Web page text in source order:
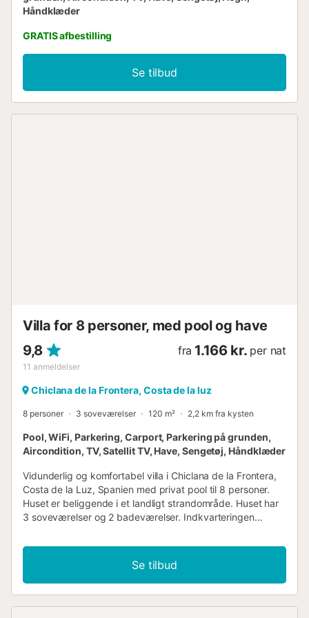
Håndklæder
GRATIS afbestilling
Se tilbud
Villa for 8 personer, med pool og have
9,8
11 anmeldelser
fra 1.166 kr. per nat
Chiclana de la Frontera, Costa de la luz
8 personer 3 soveværelser 120 m² 2,2 km fra kysten
Pool, WiFi, Parkering, Carport, Parkering på grunden,
Aircondition, TV, Satellit TV, Have, Sengetøj, Håndklæder
Vidunderlig og komfortabel villa i Chiclana de la Frontera,
Costa de la Luz, Spanien med privat pool til 8 personer.
Huset er beliggende i et landligt strandområde. Huset har
3 soveværelser og 2 badeværelser. Indkvarteringen
indkøbsmuligheder, sportsaktiviteter, udgangssteder,
seværdigheder og kultur gør dette til en dejlig villa at
tilbringe ferien i Spanien med familie eller venner.
Indvendigt i villaen stue/spisestue med aircondition,
Se tilbud